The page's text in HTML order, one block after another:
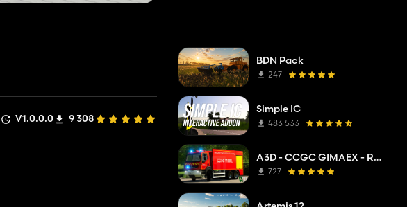
V1.0.0.0 9 308
BDN Pack
247
Simple IC
483 533
A3D - CCGC GIMAEX - Renault Kerax 2011
727